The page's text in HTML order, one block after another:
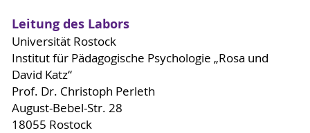
Leitung des Labors
Universität Rostock
Institut für Pädagogische Psychologie „Rosa und
David Katz“
Prof. Dr. Christoph Perleth
August-Bebel-Str. 28
18055 Rostock